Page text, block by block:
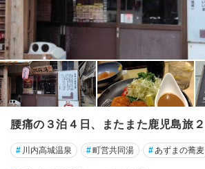
垂
水
・
志
布
志
・
肝
属
腰痛の３泊４日、またまた鹿児島旅２
# 川内高城温泉 #町営共同湯 #あずまの蕎麦